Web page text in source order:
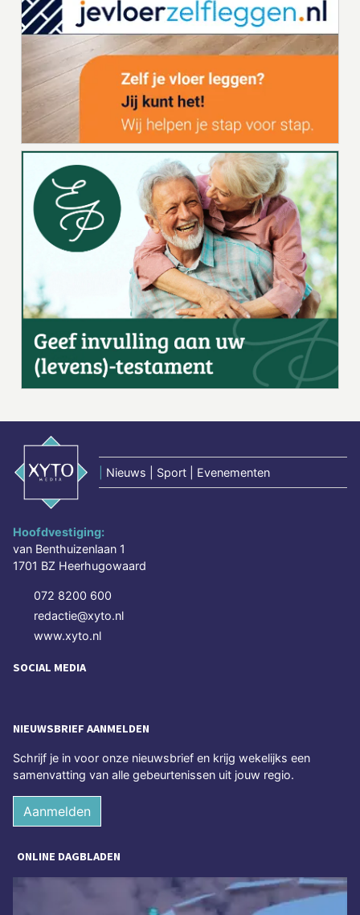
Nieuws | Sport | Evenementen
Hoofdvestiging:
van Benthuizenlaan 1
1701 BZ Heerhugowaard
072 8200 600
redactie@xyto.nl
www.xyto.nl
SOCIAL MEDIA
NIEUWSBRIEF AANMELDEN
Schrijf je in voor onze nieuwsbrief en krijg wekelijks een
samenvatting van alle gebeurtenissen uit jouw regio.
Aanmelden
ONLINE DAGBLADEN